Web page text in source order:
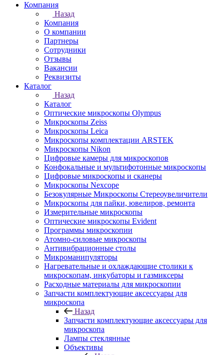
Компания
Назад
Компания
О компании
Партнеры
Сотрудники
Отзывы
Вакансии
Реквизиты
Каталог
Назад
Каталог
Оптические микроскопы Olympus
Микроскопы Zeiss
Микроскопы Leica
Микроскопы комплектации ARSTEK
Микроскопы Nikon
Цифровые камеры для микроскопов
Конфокальные и мультифотонные микроскопы
Цифровые микроскопы и сканеры
Микроскопы Nexcope
Безокулярные Микроскопы Стереоувеличители
Микроскопы для пайки, ювелиров, ремонта
Измерительные микроскопы
Оптические микроскопы Evident
Программы микроскопии
Атомно-силовые микроскопы
Антивибрационные столы
Микроманипуляторы
Нагревательные и охлаждающие столики к
микроскопам, инкубаторы и газмиксеры
Расходные материалы для микроскопии
Запчасти комплектующие аксессуары для
микроскопа
Назад
Запчасти комплектующие аксессуары для
микроскопа
Лампы стеклянные
Объективы